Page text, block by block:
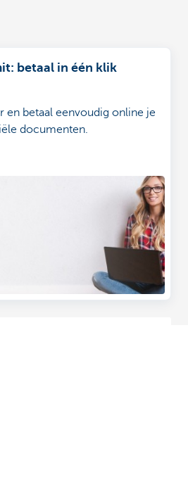
betaal in één klik
en betaal eenvoudig online je
documenten.